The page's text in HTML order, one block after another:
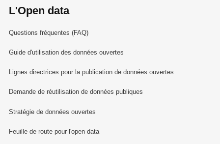
L'Open data
Questions fréquentes (FAQ)
Guide d'utilisation des données ouvertes
Lignes directrices pour la publication de données ouvertes
Demande de réutilisation de données publiques
Stratégie de données ouvertes
Feuille de route pour l'open data